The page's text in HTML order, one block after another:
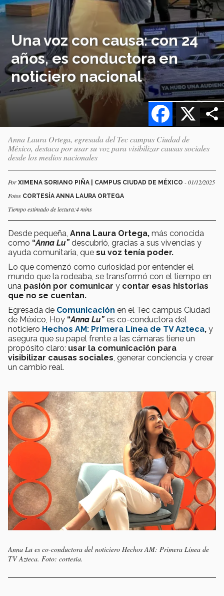
Una voz con causa: con 24
años, es conductora en
noticiero nacional
X
Facebook
Anna Laura Ortega, egresada del Tec campus Ciudad de
México, destaca por usar su voz para visibilizar causas sociales
desde los medios nacionales
Por XIMENA SORIANO PIÑA | CAMPUS CIUDAD DE MÉXICO - 01/12/2025
Fotos CORTESÍA ANNA LAURA ORTEGA
Tiempo estimado de lectura:4 mins
Desde pequeña, Anna Laura Ortega, más conocida
como “Anna Lu”descubrió, gracias a sus vivencias y
ayuda comunitaria, que su voz tenía poder.
Lo que comenzó como curiosidad por entender el
mundo que la rodeaba, se transformó con el tiempo en
una pasión por comunicar y contar esas historias
que no se cuentan.
Egresada de Comunicación en el Tec campus Ciudad
de México, Hoy “Anna Lu”es co-conductora del
noticiero Hechos AM: Primera Línea de TV Azteca, y
asegura que su papel frente a las cámaras tiene un
propósito claro: usar la comunicación para
visibilizar causas sociales , generar conciencia y crear
un cambio real.
Anna Lu es co-conductora del noticiero Hechos AM: Primera Línea de
TV Azteca. Foto: cortesía.